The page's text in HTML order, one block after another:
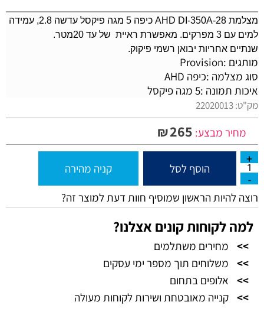
מצלמת AHD DI-350A-28
כיפה 5 מגה פיקסל עדשה 2.8, עמידה
למים עם 3 מפרקים. מאפשרת ראיית של עד 20מטר.
שנתיים אחריות יבואן רשמי פיקוק.
מותגים :Provision
סוג מצלמה :כיפה AHD
איכות תמונה :5 מגה פיקסל
מק"ט:22020013
מחיר מבצע: ₪265
הוסף לסל קניה מהירה
רוצה להיות הראשון שמוסיף חוות דעת למוצר זה?
למה לקוחות קונים אצלנו?
>>
מחירים משתלמים
>>
משלוחים תוך מספר ימי עסקים
>>
אלופים בתחום
>> קנייה מאובטחת ושירות לקוחות מעולה